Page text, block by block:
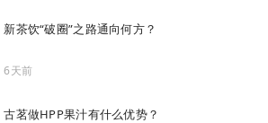
新茶饮“破圈”之路通向何方？
6天前
古茗做HPP果汁有什么优势？